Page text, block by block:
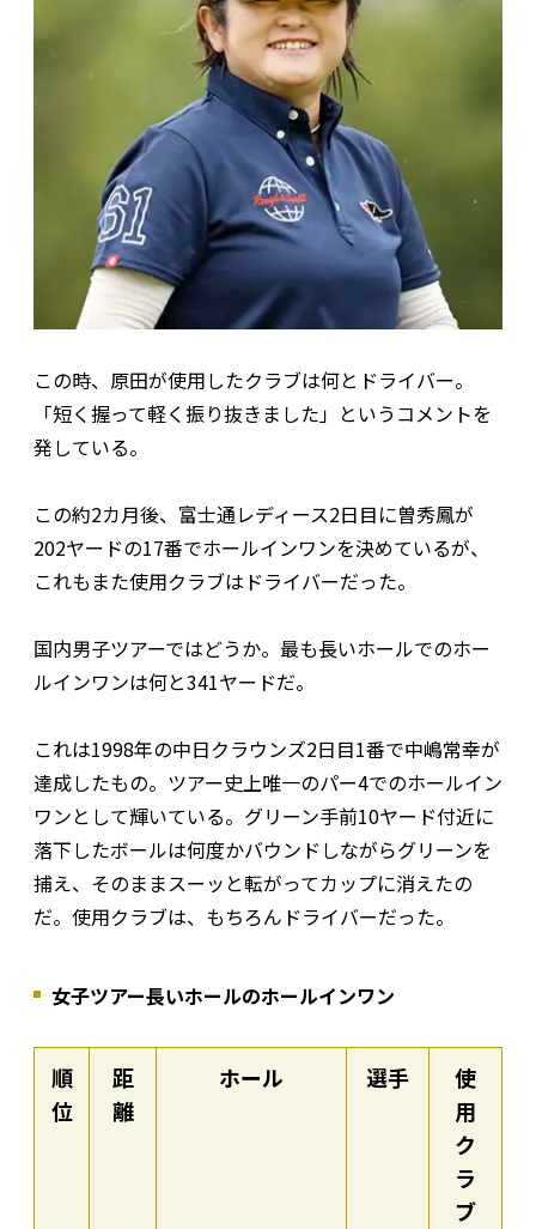
この時、原田が使用したクラブは何とドライバー。
「短く握って軽く振り抜きました」というコメントを
発している。
この約2カ月後、富士通レディース2日目に曽秀鳳が
202ヤードの17番でホールインワンを決めているが、
これもまた使用クラブはドライバーだった。
国内男子ツアーではどうか。最も長いホールでのホー
ルインワンは何と341ヤードだ。
これは1998年の中日クラウンズ2日目1番で中嶋常幸が
達成したもの。ツアー史上唯一のパー4でのホールイン
ワンとして輝いている。グリーン手前10ヤード付近に
落下したボールは何度かバウンドしながらグリーンを
捕え、そのままスーッと転がってカップに消えたの
だ。使用クラブは、もちろんドライバーだった。
女子ツアー長いホールのホールインワン
順
位
距
離
ホール 選手
使
用
ク
ラ
ブ